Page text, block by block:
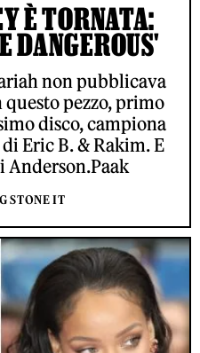
È TORNATA:
DANGEROUS'
non pubblicava
pezzo, primo
disco, campiona
Eric B. & Rakim. E
Anderson.Paak
STONE IT